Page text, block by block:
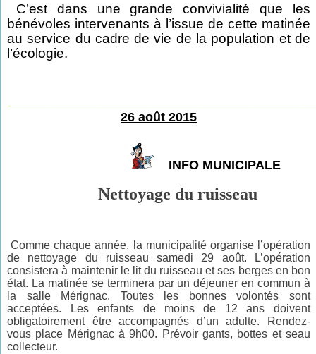
C’est dans une grande convivialité que les
bénévoles intervenants à l’issue de cette matinée
au service du cadre de vie de la population et de
l’écologie.
26 août 2015
INFO MUNICIPALE
Nettoyage du ruisseau
Comme chaque année, la municipalité organise l’opération
de
nettoyage du ruisseau samedi 29 août. L’opération
consistera à maintenir le lit du ruisseau et ses berges en bon
état. La matinée se terminera par un déjeuner en commun à
la salle Mérignac. Toutes les
bonnes volontés sont
acceptées. Les enfants de moins de 12 ans
doivent
obligatoirement être accompagnés d’un adulte. Rendez-
vous place Mérignac à 9h00. Prévoir gants, bottes et seau
collecteur.